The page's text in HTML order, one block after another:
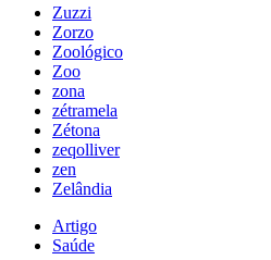
Zuzzi
Zorzo
Zoológico
Zoo
zona
zétramela
Zétona
zeqolliver
zen
Zelândia
Artigo
Saúde